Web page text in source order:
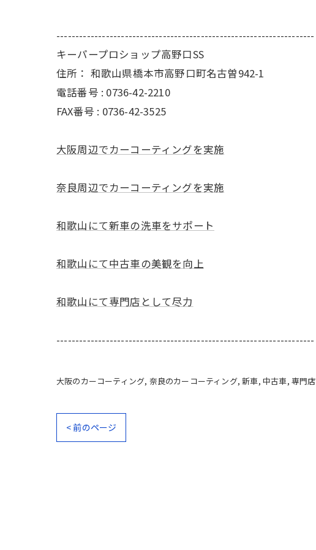
--------------------------------------------------------------------
キーパープロショップ高野口SS
住所： 和歌山県橋本市高野口町名古曽942-1
電話番号 : 0736-42-2210
FAX番号 : 0736-42-3525
大阪周辺でカーコーティングを実施
奈良周辺でカーコーティングを実施
和歌山にて新車の洗車をサポート
和歌山にて中古車の美観を向上
和歌山にて専門店として尽力
--------------------------------------------------------------------
大阪のカーコーティング 奈良のカーコーティング 新車 中古車 専門店
< 前のページ